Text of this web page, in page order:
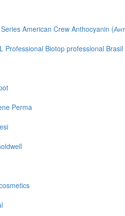
American Crew Anthocyanin
Professional Biotop professional
Perma